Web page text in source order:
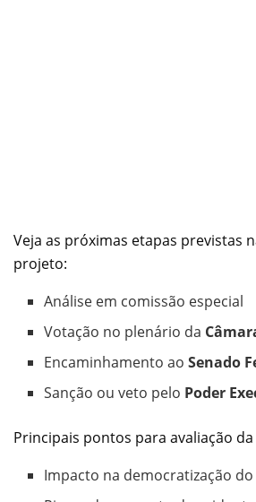
Veja as próximas etapas previstas
projeto:
Análise em comissão especial
Votação no plenário da
Encaminhamento aoSenado
Sanção ou veto pelo Poder
Principais pontos para avaliação
Impacto na democratização do